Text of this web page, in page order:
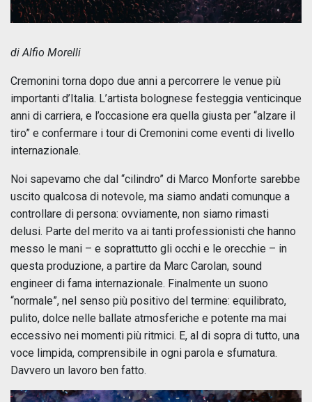
di Alfio Morelli
Cremonini torna dopo due anni a percorrere le venue più
importanti d’Italia. L’artista bolognese festeggia venticinque
anni di carriera, e l’occasione era quella giusta per “alzare il
tiro” e confermare i tour di Cremonini come eventi di livello
internazionale.
Noi sapevamo che dal “cilindro” di Marco Monforte sarebbe
uscito qualcosa di notevole, ma siamo andati comunque a
controllare di persona: ovviamente, non siamo rimasti
delusi. Parte del merito va ai tanti professionisti che hanno
messo le mani – e soprattutto gli occhi e le orecchie – in
questa produzione, a partire da Marc Carolan, sound
engineer di fama internazionale. Finalmente un suono
“normale”, nel senso più positivo del termine: equilibrato,
pulito, dolce nelle ballate atmosferiche e potente ma mai
eccessivo nei momenti più ritmici. E, al di sopra di tutto, una
voce limpida, comprensibile in ogni parola e sfumatura.
Davvero un lavoro ben fatto.